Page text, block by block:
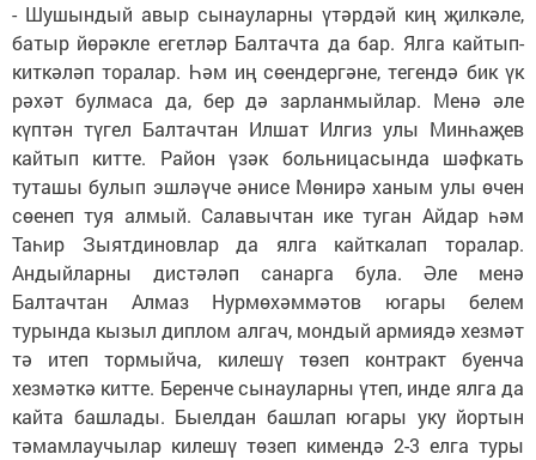
- Шушындый авыр сынауларны үтәрдәй киң җилкәле,
батыр йөрәкле егетләр Балтачта да бар. Ялга кайтып-
киткәләп торалар. Һәм иң сөендергәне, тегендә бик үк
рәхәт булмаса да, бер дә зарланмыйлар. Менә әле
күптән түгел Балтачтан Илшат Илгиз улы Минһаҗев
кайтып китте. Район үзәк больницасында шәфкать
туташы булып эшләүче әнисе Мөнирә ханым улы өчен
сөенеп туя алмый. Салавычтан ике туган Айдар һәм
Таһир Зыятдиновлар да ялга кайткалап торалар.
Андыйларны дистәләп санарга була. Әле менә
Балтачтан Алмаз Нурмөхәммәтов югары белем
турында кызыл диплом алгач, мондый армиядә хезмәт
тә итеп тормыйча, килешү төзеп контракт буенча
хезмәткә китте. Беренче сынауларны үтеп, инде ялга да
кайта башлады. Быелдан башлап югары уку йортын
тәмамлаучылар килешү төзеп кимендә 2-3 елга туры